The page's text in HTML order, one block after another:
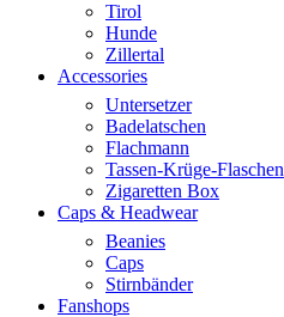
Tirol
Hunde
Zillertal
Accessories
Untersetzer
Badelatschen
Flachmann
Tassen-Krüge-Flaschen
Zigaretten Box
Caps & Headwear
Beanies
Caps
Stirnbänder
Fanshops